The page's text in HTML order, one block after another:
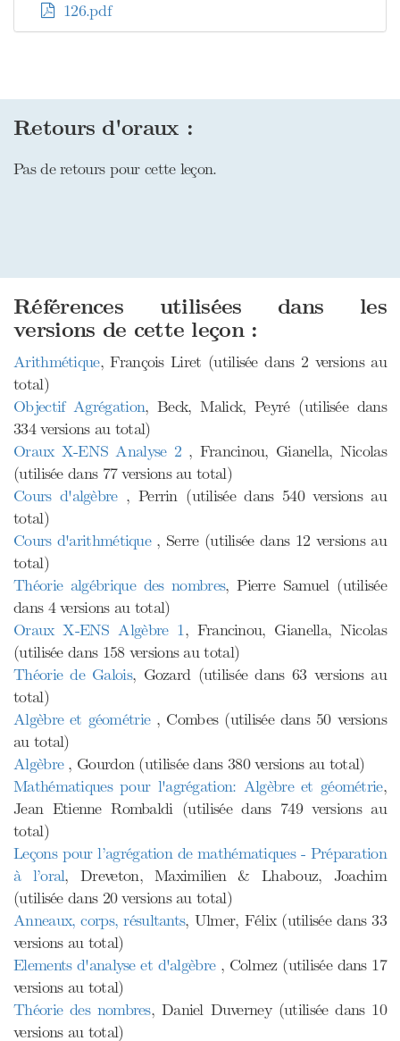
126.pdf
Retours d'oraux :
Pas de retours pour cette leçon.
Références utilisées dans les
versions de cette leçon :
Arithmétique, François Liret (utilisée dans 2 versions au
total)
Objectif Agrégation, Beck, Malick, Peyré (utilisée dans
334 versions au total)
Oraux X-ENS Analyse 2 , Francinou, Gianella, Nicolas
(utilisée dans 77 versions au total)
Cours d'algèbre , Perrin (utilisée dans 540 versions au
total)
Cours d'arithmétique , Serre (utilisée dans 12 versions au
total)
Théorie algébrique des nombres, Pierre Samuel (utilisée
dans 4 versions au total)
Oraux X-ENS Algèbre 1, Francinou, Gianella, Nicolas
(utilisée dans 158 versions au total)
Théorie de Galois, Gozard (utilisée dans 63 versions au
total)
Algèbre et géométrie , Combes (utilisée dans 50 versions
au total)
Algèbre , Gourdon (utilisée dans 380 versions au total)
Mathématiques pour l'agrégation: Algèbre et géométrie,
Jean Etienne Rombaldi (utilisée dans 749 versions au
total)
Leçons pour l’agrégation de mathématiques - Préparation
à l’oral, Dreveton, Maximilien & Lhabouz, Joachim
(utilisée dans 20 versions au total)
Anneaux, corps, résultants, Ulmer, Félix (utilisée dans 33
versions au total)
Elements d'analyse et d'algèbre , Colmez (utilisée dans 17
versions au total)
Théorie des nombres, Daniel Duverney (utilisée dans 10
versions au total)